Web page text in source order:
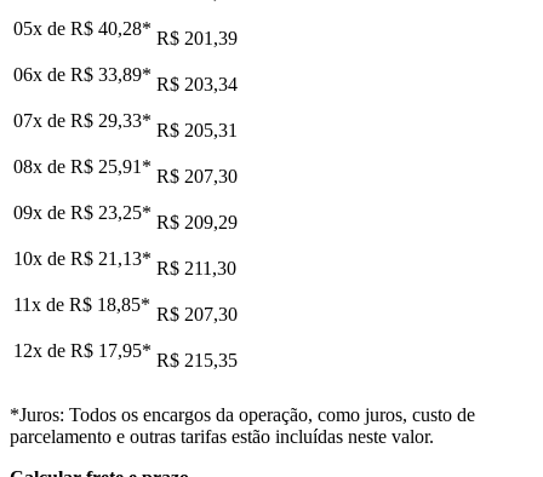
05x de R$ 40,28* R$ 201,39
06x de R$ 33,89* R$ 203,34
07x de R$ 29,33* R$ 205,31
08x de R$ 25,91* R$ 207,30
09x de R$ 23,25* R$ 209,29
10x de R$ 21,13* R$ 211,30
11x de R$ 18,85* R$ 207,30
12x de R$ 17,95* R$ 215,35
*Juros: Todos os encargos da operação, como juros, custo de
parcelamento e outras tarifas estão incluídas neste valor.